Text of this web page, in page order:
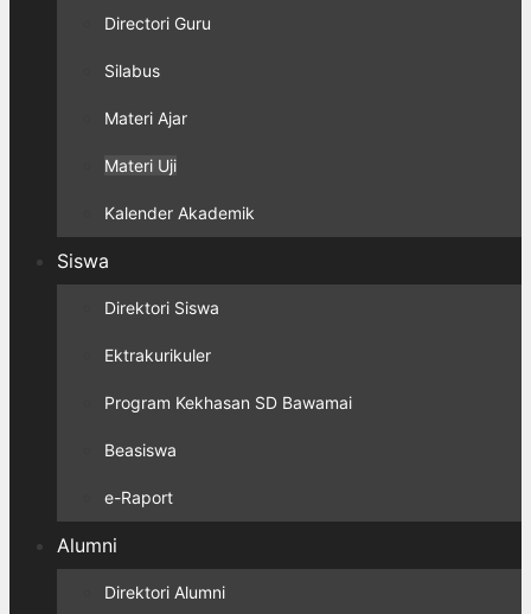
Directori Guru
Silabus
Materi Ajar
Materi Uji
Kalender Akademik
Siswa
Direktori Siswa
Ektrakurikuler
Program Kekhasan SD Bawamai
Beasiswa
e-Raport
Alumni
Direktori Alumni